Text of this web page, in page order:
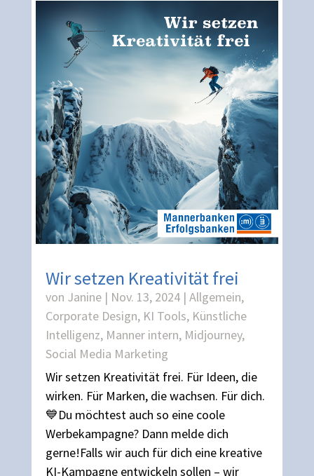
Wir setzen Kreativität frei
von Janine| Nov. 13, 2024| Allgemein,
Corporate Design, KI Tools, Künstliche
Intelligenz, Manner intern, Midjourney,
Social Media Marketing
Wir setzen Kreativität frei. Für Ideen, die
wirken. Für Marken, die wachsen. Für dich.
💙Du möchtest auch so eine coole
Werbekampagne? Dann melde dich
gerne!Falls wir auch für dich eine kreative
KI-Kampagne entwickeln sollen – wir